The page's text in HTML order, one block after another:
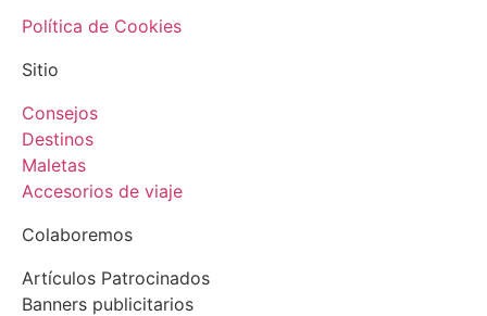
Política de Cookies
Sitio
Consejos
Destinos
Maletas
Accesorios de viaje
Colaboremos
Artículos Patrocinados
Banners publicitarios